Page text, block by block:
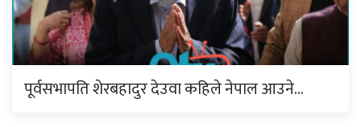
पूर्वसभापति शेरबहादुर देउवा कहिले नेपाल आउने…